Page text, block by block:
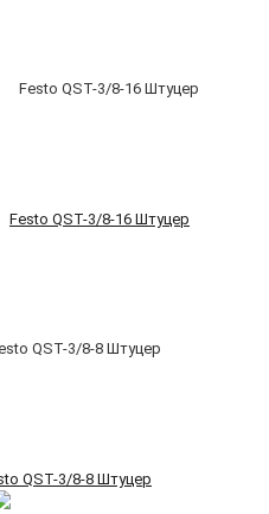
Festo QST-3/8-16 Штуцер
QST-3/8-8 Штуцер